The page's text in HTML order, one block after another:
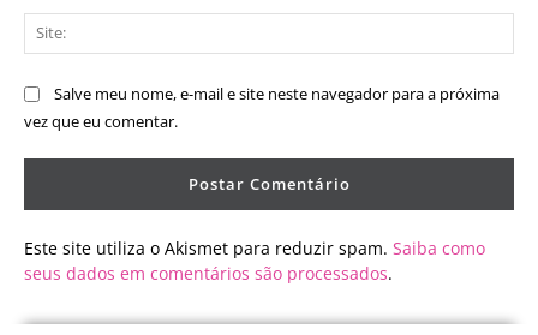
Salve meu nome, e-mail e site neste navegador para a próxima
vez que eu comentar.
Este site utiliza o Akismet para reduzir spam. Saiba como
seus dados em comentários são processados.